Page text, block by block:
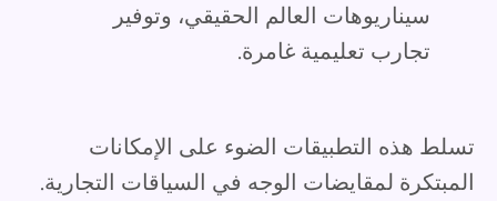
سيناريوهات العالم الحقيقي، وتوفير
تجارب تعليمية غامرة.
تسلط هذه التطبيقات الضوء على الإمكانات
المبتكرة لمقايضات الوجه في السياقات التجارية.